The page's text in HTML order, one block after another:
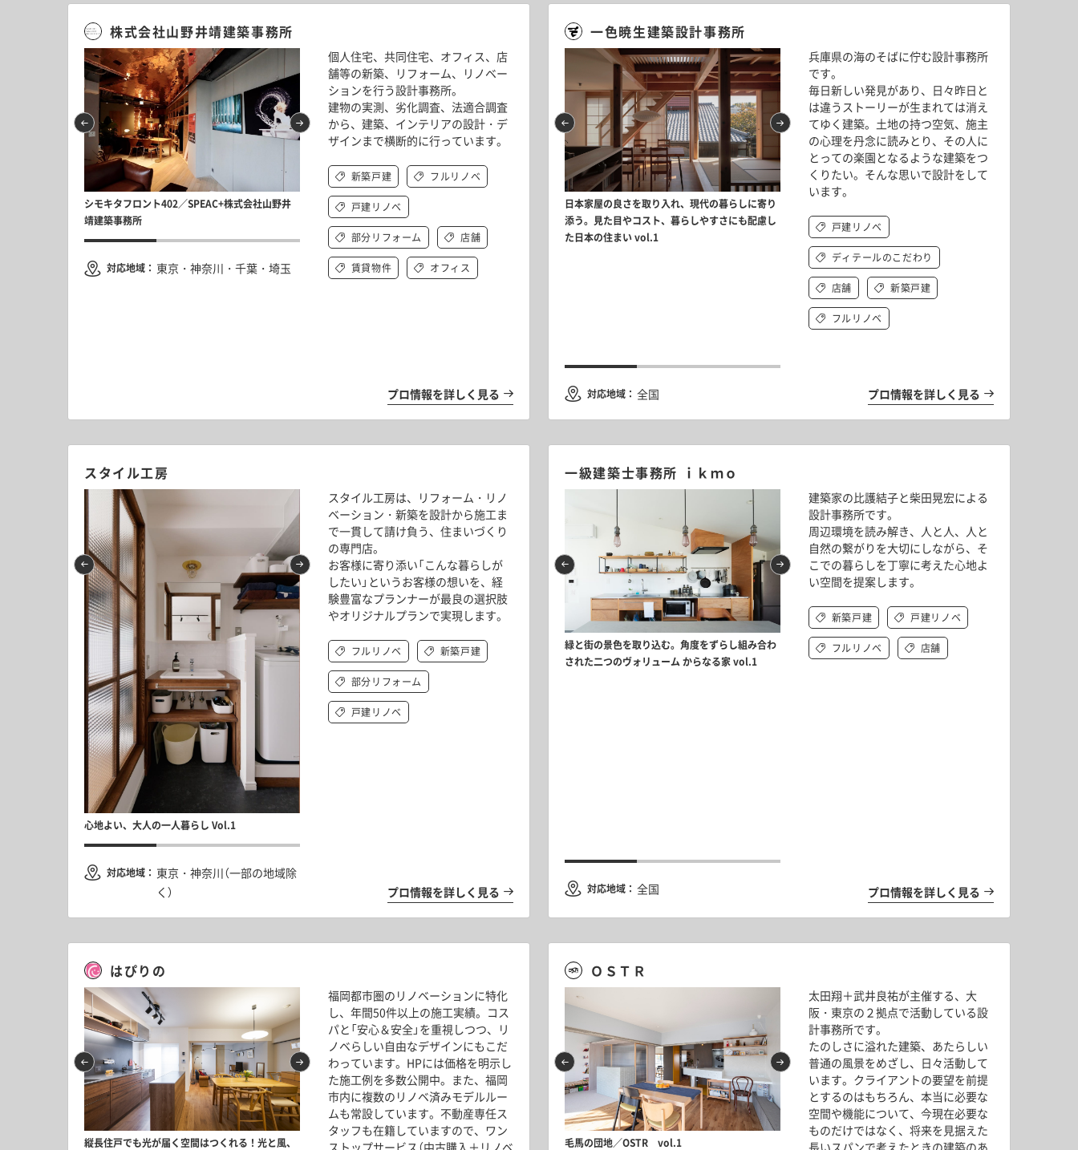
株式会社山野井靖建築事務所
シモキタフロント402／SPEAC+株式会社山野井
靖建築事務所
虎ノ門のオフィスリノベーション／Open A+株式
会社山野井靖建築事務所+KIRI Vol.2
代々木のオフィスリノベーション／Open A+株式
会社山野井靖建築事務所 Vol.3
シモキタフロント402／SPEAC+株式会社山野井
靖建築事務所
対応地域： 東京・神奈川・千葉・埼玉
個人住宅、共同住宅、オフィス、店
舗等の新築、リフォーム、リノベー
ションを行う設計事務所。
建物の実測、劣化調査、法適合調査
から、建築、インテリアの設計・デ
ザインまで横断的に行っています。
新築戸建 フルリノベ
戸建リノベ
部分リフォーム 店舗
賃貸物件 オフィス
プロ情報を詳しく見る
一色暁生建築設計事務所
日本家屋の良さを取り入れ、現代の暮らしに寄り
添う。見た目やコスト、暮らしやすさにも配慮し
た日本の住まい vol.1
寧に​重ねて​つくりあげる​築古戸建て​リノベーショ
ン Vol.1
対応地域： 全国
兵庫県の海のそばに佇む設計事務所
です。
毎日新しい発見があり、日々昨日と
は違うストーリーが生まれては消え
てゆく建築。土地の持つ空気、施主
の心理を丹念に読みとり、その人に
とっての楽園となるような建築をつ
くりたい。そんな思いで設計をして
います。
戸建リノベ
ディテールのこだわり
店舗 新築戸建
フルリノベ
プロ情報を詳しく見る
スタイル工房
心地よい、大人の一人暮らし Vol.1
好きなものだけを45㎡にぎゅっと Vol.5
対応地域： 東京・神奈川（一部の地域除
く）
スタイル工房は、リフォーム・リノ
ベーション・新築を設計から施工ま
で一貫して請け負う、住まいづくり
の専門店。
お客様に寄り添い「こんな暮らしが
したい」というお客様の想いを、経
験豊富なプランナーが最良の選択肢
やオリジナルプランで実現します。
フルリノベ 新築戸建
部分リフォーム
戸建リノベ
プロ情報を詳しく見る
一級建築士事務所 ｉｋｍｏ
緑と街の景色を取り込む。角度をずらし組み合わ
された二つのヴォリューム からなる家 vol.1
奥行きを生かした町家のような住まい vol.1
対応地域： 全国
建築家の比護結子と柴田晃宏による
設計事務所です。
周辺環境を読み解き、人と人、人と
自然の繋がりを大切にしながら、そ
こでの暮らしを丁寧に考えた心地よ
い空間を提案します。
新築戸建 戸建リノベ
フルリノベ 店舗
プロ情報を詳しく見る
はぴりの
縦長住戸でも光が届く空間はつくれる！光と風、
柔らかく仕切る Vol.2
団地の可能性 Vol.2 縦長住戸でも光が届く空間はつくれる！光と風、
柔らかく仕切る Vol.2
福岡都市圏のリノベーションに特化
し、 年間50件以上の施工実績。コス
パと「安心＆安全」 を重視しつつ、
リ
ノベらしい自由なデザインにもこだ
わっています。 HPには価格を明示し
た施工例を多数公開中。また、 福岡
市内に複数のリノベ済みモデルルー
ムも常設しています。 不動産専任ス
タッフも在籍していますので、 ワン
ストップサービス（中古購入＋リノベ
ＯＳＴＲ
毛馬の団地／OSTR vol.1
太田翔＋武井良祐が主催する、大
阪・東京の２拠点で活動している設
計事務所です。
たのしさに溢れた建築、あたらしい
普通の風景をめざし、日々活動して
います。クライアントの要望を前提
とするのはもちろん、本当に必要な
空間や機能について、今現在必要な
ものだけではなく、将来を見据えた
長いスパンで考えたときの建築のあ